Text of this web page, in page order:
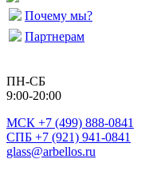
Почему мы?
Партнерам
ПН-СБ
9:00-20:00
МСК +7 (499) 888-0841
СПБ +7 (921) 941-0841
glass@arbellos.ru